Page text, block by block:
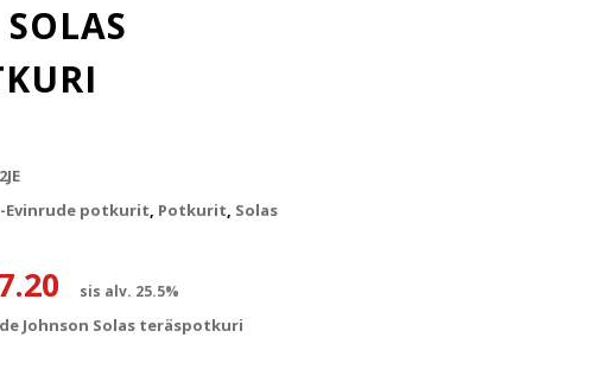
Evinrude potkurit, Potkurit, Solas
hinta oli: €410.00.
Nykyinen hinta on: €377.20.
sis alv. 25.5%
Johnson Solas teräspotkuri